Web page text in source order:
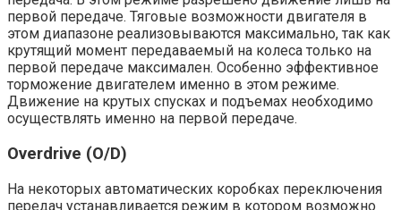
первой передаче. Тяговые возможности двигателя в
этом диапазоне реализовываются максимально, так как
крутящий момент передаваемый на колеса только на
первой передаче максимален. Особенно эффективное
торможение двигателем именно в этом режиме.
Движение на крутых спусках и подъемах необходимо
осуществлять именно на первой передаче.
Overdrive (O/D)
На некоторых автоматических коробках переключения
передач устанавливается режим в котором возможно